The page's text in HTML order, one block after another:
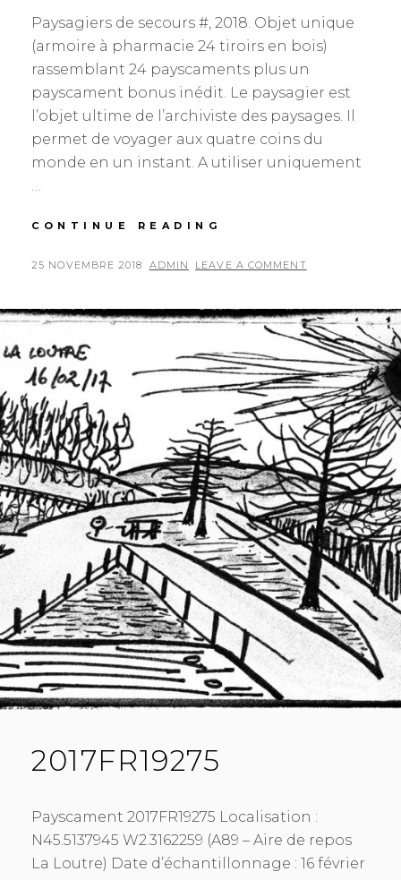
Paysagiers de secours #, 2018. Objet unique
(armoire à pharmacie 24 tiroirs en bois)
rassemblant 24 payscaments plus un
payscament bonus inédit. Le paysagier est
l’objet ultime de l’archiviste des paysages. Il
permet de voyager aux quatre coins du
monde en un instant. A utiliser uniquement
…
CONTINUE READING
SECOURS
POSTED
25 NOVEMBRE 2018 BY
ADMIN LEAVE A COMMENT
2017FR19275
Payscament 2017FR19275 Localisation :
N45.5137945 W2.3162259 (A89 – Aire de repos
La Loutre) Date d’échantillonnage : 16 février